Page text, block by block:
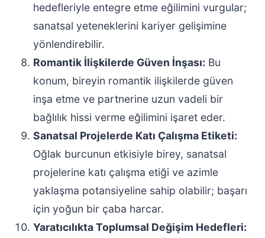
hedefleriyle entegre etme eğilimini vurgular;
sanatsal yeteneklerini kariyer gelişimine
yönlendirebilir.
Romantik İlişkilerde Güven İnşası: Bu
konum, bireyin romantik ilişkilerde güven
inşa etme ve partnerine uzun vadeli bir
bağlılık hissi verme eğilimini işaret eder.
Sanatsal Projelerde Katı Çalışma Etiketi:
Oğlak burcunun etkisiyle birey, sanatsal
projelerine katı çalışma etiği ve azimle
yaklaşma potansiyeline sahip olabilir; başarı
için yoğun bir çaba harcar.
Yaratıcılıkta Toplumsal Değişim Hedefleri: